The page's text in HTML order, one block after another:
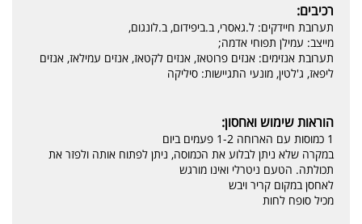
רכיבים:
תערובת חיידקים: ל.גאסרי, ב.ביפידום, ב.לונגום,
מייצב: עמילן תפוחי אדמה;
תערובת אנזימים: אנזים פרוטאז, אנזים לקטאז, אנזים עמילאז, אנזים
ליפאז, ג'לטין, מונעי התגיישות: סיליקה
הוראות שימוש ואחסון:
1 כמוסות עם הארוחה 1-2 פעמים ביום
במקרה שלא ניתן לבלוע את הכמוסה, ניתן לפתוח אותה ולפזר את
תכולתה. הטעם ניטרלי ואינו מורגש
לאחסן במקום קריר ויבש
מכיל סופח לחות